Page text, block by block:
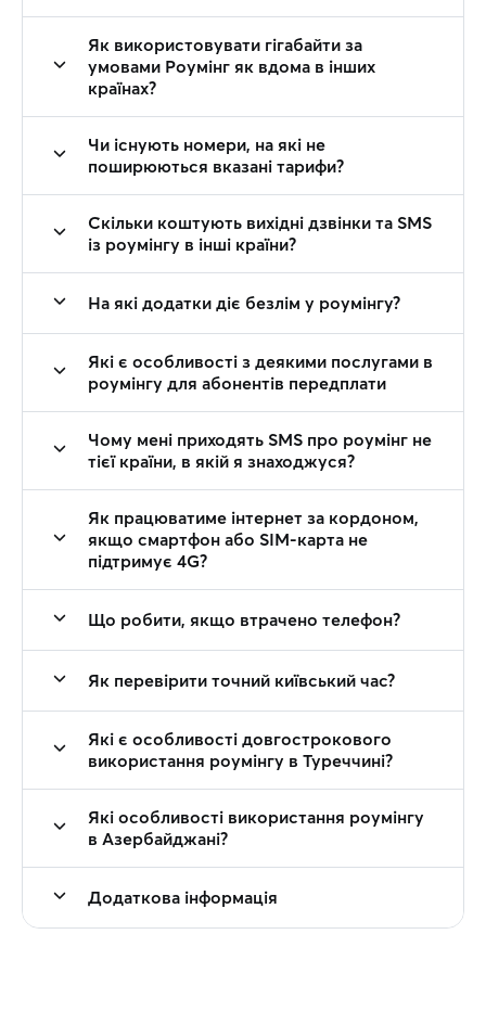
Як використовувати гігабайти за
умовами Роумінг як вдома в інших
країнах?
Чи існують номери, на які не
поширюються вказані тарифи?
Скільки коштують вихідні дзвінки та SMS
із роумінгу в інші країни?
На які додатки діє безлім у роумінгу?
Які є особливості з деякими послугами в
роумінгу для абонентів передплати
Чому мені приходять SMS про роумінг не
тієї країни, в якій я знаходжуся?
Як працюватиме інтернет за кордоном,
якщо смартфон або SIM-карта не
підтримує 4G?
Що робити, якщо втрачено телефон?
Як перевірити точний київський час?
Які є особливості довгострокового
використання роумінгу в Туреччині?
Які особливості використання роумінгу
в Азербайджані?
Додаткова інформація